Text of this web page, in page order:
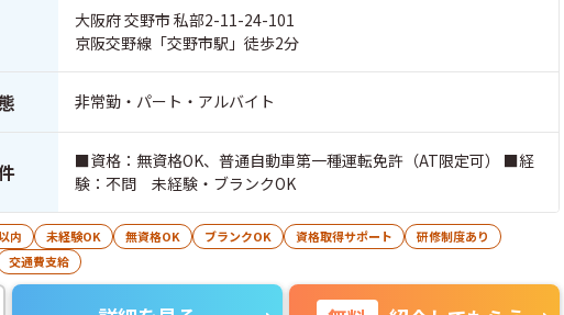
大阪府 交野市 私部2-11-24-101
京阪交野線「交野市駅」徒歩2分
非常勤・パート・アルバイト
■資格：無資格OK、普通自動車第一種運転免許（AT限定可） ■経
験：不問 未経験・ブランクOK
内 未経験OK 無資格OK ブランクOK 資格取得サポート
研修制度あり
交通費支給